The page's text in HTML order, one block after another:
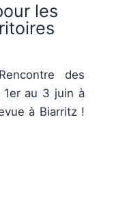
les
des
1er au 3 juin à
à Biarritz !